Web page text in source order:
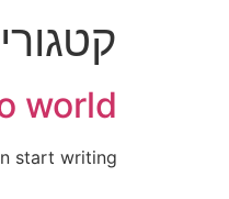
world!
start writing!